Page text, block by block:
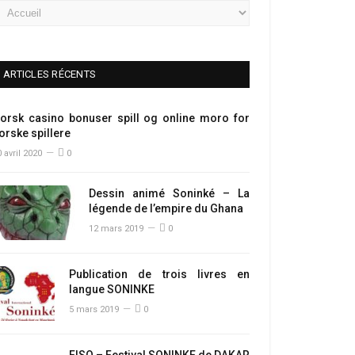
ARTICLES RÉCENTS
casino bonuser spill og online moro for
spillere
avril 2020 0
Dessin animé Soninké – La
légende de l’empire du Ghana
12 mars 2019 0
Publication de trois livres en
langue SONINKE
5 mars 2019 0